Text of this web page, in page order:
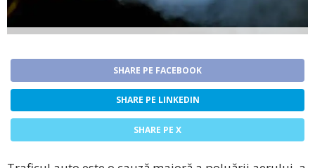
SHARE PE FACEBOOK
SHARE PE LINKEDIN
SHARE PE X